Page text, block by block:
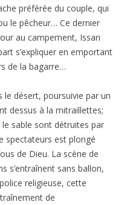
préférée du couple, qui
le pêcheur… Ce dernier
au campement, Issan
s’expliquer en emportant
de la bagarre…
le désert, poursuivie par un
dessus à la mitraillettes;
sable sont détruites par
spectateurs est plongé
de Dieu. La scène de
s’entraînent sans ballon,
religieuse, cette
de